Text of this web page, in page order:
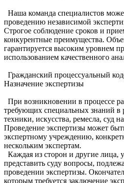
Наша команда специалистов
проведению независимой
Строгое соблюдение сроков и
конкурентные преимущества.
гарантируется высоким уровнем
использованием качественного
Гражданский процессуальный
Назначение экспертизы
При возникновении в процессе
требующих специальных знаний в
техники, искусства, ремесла, суд
Проведение экспертизы может
экспертному учреждению,
нескольким экспертам.
Каждая из сторон и другие лица,
представить суду вопросы,
проведении экспертизы.
которым требуется заключение